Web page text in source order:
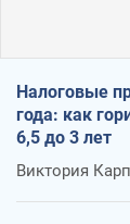
Налоговые
года: как
6,5 до 3 лет
Виктория